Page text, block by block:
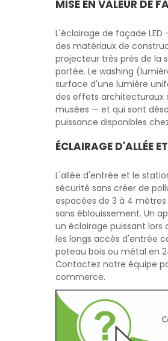
MISE EN VALEUR DE
L'éclairage de façade
des matériaux de
projecteur très près de la
portée. Le washing
surface d'une lumière
des effets architecturaux
musées — et qui sont
puissance disponibles chez
ÉCLAIRAGE D'ALLÉE
L'allée d'entrée et le
sécurité sans créer de
espacées de 3 à 4
sans éblouissement. Un
un éclairage puissant
les longs accès d'entrée
poteau bois ou métal en
Contactez notre équipe
commerce.